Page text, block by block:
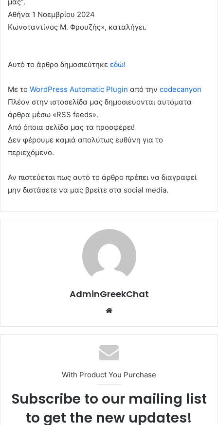
Αθήνα 1 Νοεμβρίου 2024
Κωνσταντίνος Μ. Φρουζής», καταλήγει.
Αυτό το άρθρο δημοσιεύτηκε εδώ!
Με το WordPress Automatic Plugin από την codecanyon
Πλέον στην ιστοσελίδα μας δημοσιεύονται αυτόματα
άρθρα μέσω «RSS feeds».
Από όποια σελίδα μας τα προσφέρει!
Δεν φέρουμε καμιά απολύτως ευθύνη για το
περιεχόμενο.
Αν πιστεύεται πως αυτό το άρθρο πρέπει να διαγραφεί
μην διστάσετε να μας βρείτε στα social media.
AdminGreekChat
With Product You Purchase
Subscribe to our mailing list
to get the new updates!